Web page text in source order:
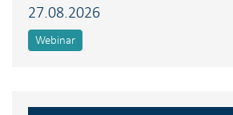
27.08.2026
Webinar